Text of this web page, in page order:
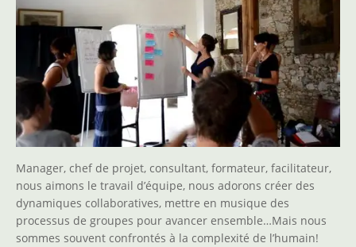
Manager, chef de projet, consultant, formateur, facilitateur,
nous aimons le travail d’équipe, nous adorons créer des
dynamiques collaboratives, mettre en musique des
processus de groupes pour avancer ensemble…Mais nous
sommes souvent confrontés à la complexité de l’humain!